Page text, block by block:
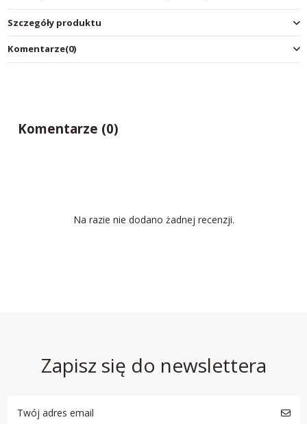
Szczegóły produktu
Komentarze(0)
Komentarze (0)
Na razie nie dodano żadnej recenzji.
Zapisz się do newslettera